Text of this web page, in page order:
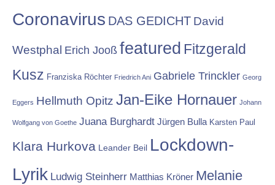
Coronavirus DAS GEDICHT David
Westphal Erich Jooß featured Fitzgerald
Kusz Franziska Röchter Friedrich Ani Gabriele Trinckler Georg
Eggers Hellmuth Opitz Jan-Eike Hornauer Johann
Wolfgang von Goethe Juana Burghardt Jürgen Bulla Karsten Paul
Klara Hurkova Leander Beil Lockdown-
Lyrik Ludwig Steinherr Matthias Kröner Melanie